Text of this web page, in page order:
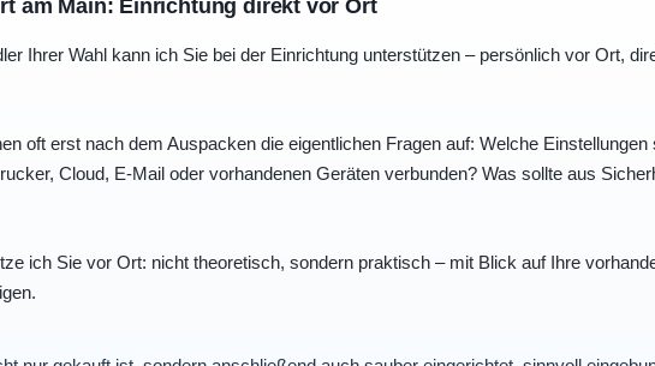
am Main: Einrichtung direkt vor Ort
Ihrer Wahl kann ich Sie bei der Einrichtung unterstützen – persönlich vor Ort,
oft erst nach dem Auspacken die eigentlichen Fragen auf: Welche
Cloud, E-Mail oder vorhandenen Geräten verbunden? Was sollte aus
ich Sie vor Ort: nicht theoretisch, sondern praktisch – mit Blick auf Ihre